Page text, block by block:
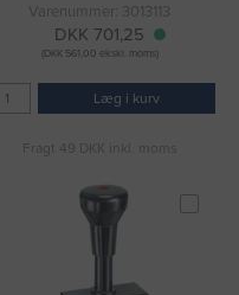
Varenummer: 3013113
DKK 701,25
(DKK 561,00 ekskl. moms)
Læg i kurv
Fragt 49 DKK inkl. moms